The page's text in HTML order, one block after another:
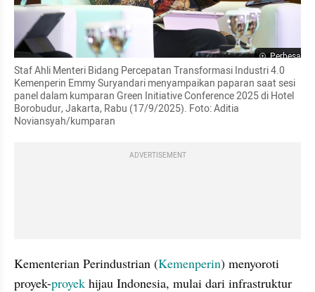
Perbesar
Staf Ahli Menteri Bidang Percepatan Transformasi Industri 4.0
Kemenperin Emmy Suryandari menyampaikan paparan saat sesi
panel dalam kumparan Green Initiative Conference 2025 di Hotel
Borobudur, Jakarta, Rabu (17/9/2025). Foto: Aditia
Noviansyah/kumparan
ADVERTISEMENT
Kementerian Perindustrian (Kemenperin) menyoroti
proyek-proyek hijau Indonesia, mulai dari infrastruktur